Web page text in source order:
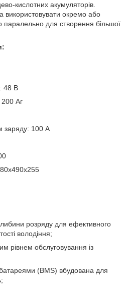
кислотних акумуляторів.
окремо або
паралельно для створення більшої
48 В
200 Аг
заряду: 100 А
розряду для ефективного
володіння;
рівнем обслуговування із
(BMS) вбудована для